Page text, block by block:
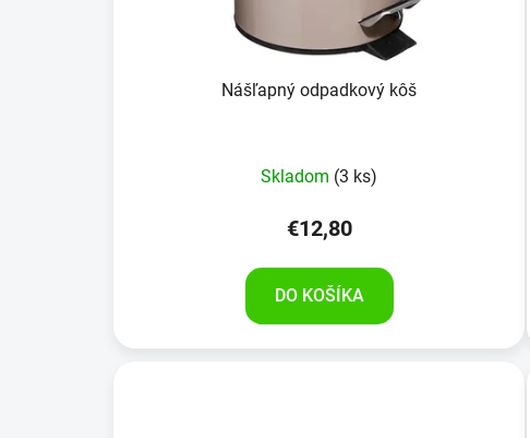
Nášľapný odpadkový kôš
Skladom (3 ks)
€12,80
DO KOŠÍKA